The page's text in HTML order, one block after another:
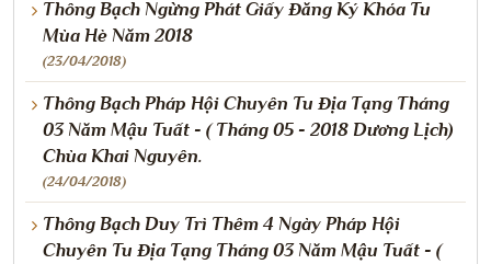
Thông Bạch Ngừng Phát Giấy Đăng Ký Khóa Tu
Mùa Hè Năm 2018
(23/04/2018)
Thông Bạch Pháp Hội Chuyên Tu Địa Tạng Tháng
03 Năm Mậu Tuất - ( Tháng 05 - 2018 Dương Lịch)
Chùa Khai Nguyên.
(24/04/2018)
Thông Bạch Duy Trì Thêm 4 Ngày Pháp Hội
Chuyên Tu Địa Tạng Tháng 03 Năm Mậu Tuất - (